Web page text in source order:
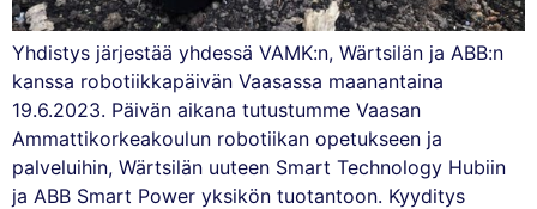
Yhdistys järjestää yhdessä VAMK:n, Wärtsilän ja ABB:n
kanssa robotiikkapäivän Vaasassa maanantaina
19.6.2023. Päivän aikana tutustumme Vaasan
Ammattikorkeakoulun robotiikan opetukseen ja
palveluihin, Wärtsilän uuteen Smart Technology Hubiin
ja ABB Smart Power yksikön tuotantoon. Kyyditys